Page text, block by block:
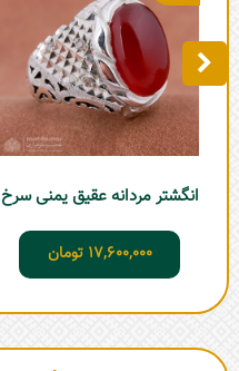
انگشتر مردانه عقیق یمنی سرخ
17,600,000 تومان